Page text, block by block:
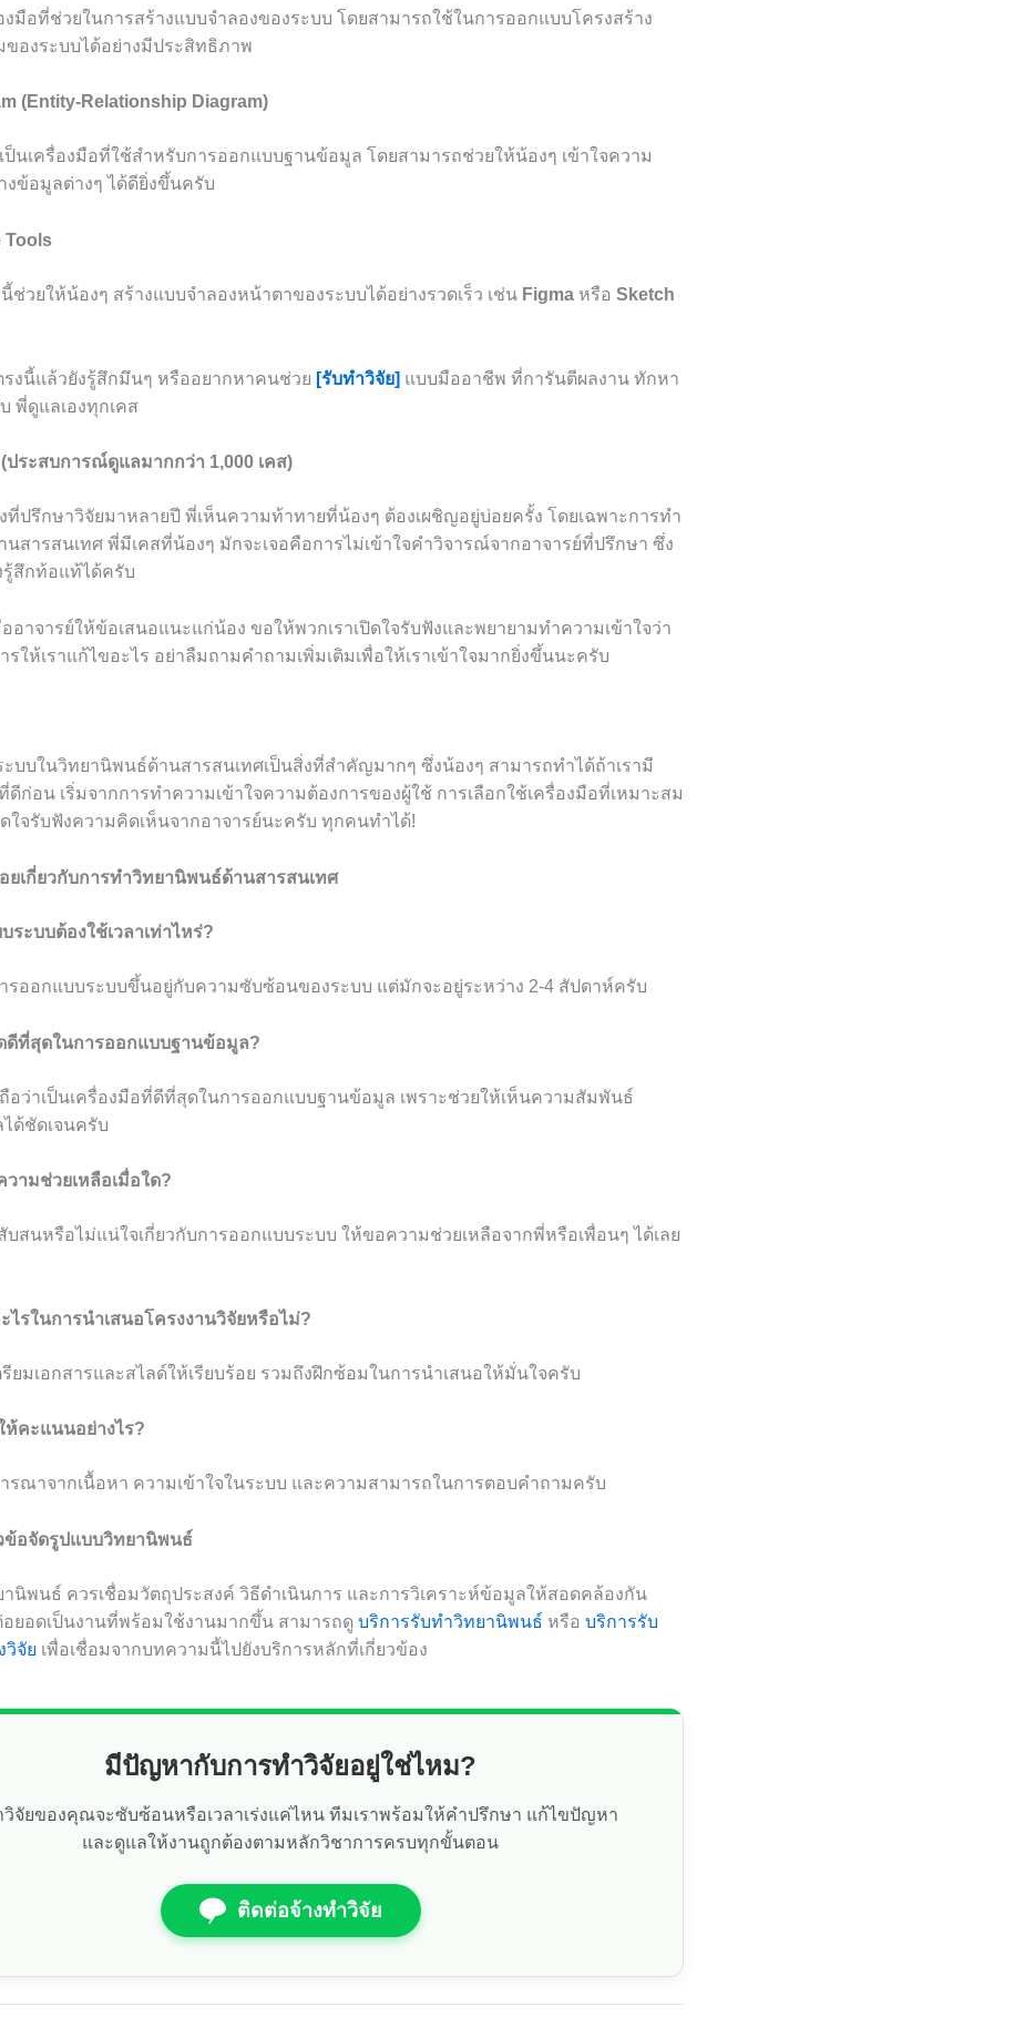
งมือที่ช่วยในการสร้างแบบจำลองของระบบ โดยสามารถใช้ในการออกแบบโครงสร้าง
องระบบได้อย่างมีประสิทธิภาพ
(Entity-Relationship Diagram)
เป็นเครื่องมือที่ใช้สำหรับการออกแบบฐานข้อมูล โดยสามารถช่วยให้น้องๆ เข้าใจความ
ข้อมูลต่างๆ ได้ดียิ่งขึ้นครับ
Tools
ช่วยให้น้องๆ สร้างแบบจำลองหน้าตาของระบบได้อย่างรวดเร็ว เช่น Figma หรือ Sketch
งนี้แล้วยังรู้สึกมึนๆ หรืออยากหาคนช่วย [รับทำวิจัย] แบบมืออาชีพ ที่การันตีผลงาน ทักหา
พี่ดูแลเองทุกเคส
ระสบการณ์ดูแลมากกว่า 1,000 เคส)
ที่ปรึกษาวิจัยมาหลายปี พี่เห็นความท้าทายที่น้องๆ ต้องเผชิญอยู่บ่อยครั้ง โดยเฉพาะการทำ
สารสนเทศ พี่มีเคสที่น้องๆ มักจะเจอคือการไม่เข้าใจคำวิจารณ์จากอาจารย์ที่ปรึกษา ซึ่ง
สึกท้อแท้ได้ครับ
อาจารย์ให้ข้อเสนอแนะแก่น้อง ขอให้พวกเราเปิดใจรับฟังและพยายามทำความเข้าใจว่า
รให้เราแก้ไขอะไร อย่าลืมถามคำถามเพิ่มเติมเพื่อให้เราเข้าใจมากยิ่งขึ้นนะครับ
บบในวิทยานิพนธ์ด้านสารสนเทศเป็นสิ่งที่สำคัญมากๆ ซึ่งน้องๆ สามารถทำได้ถ้าเรามี
ดีก่อน เริ่มจากการทำความเข้าใจความต้องการของผู้ใช้ การเลือกใช้เครื่องมือที่เหมาะสม
ใจรับฟังความคิดเห็นจากอาจารย์นะครับ ทุกคนทำได้!
ยเกี่ยวกับการทำวิทยานิพนธ์ด้านสารสนเทศ
ระบบต้องใช้เวลาเท่าไหร่?
รออกแบบระบบขึ้นอยู่กับความซับซ้อนของระบบ แต่มักจะอยู่ระหว่าง 2-4 สัปดาห์ครับ
ดีที่สุดในการออกแบบฐานข้อมูล?
ถือว่าเป็นเครื่องมือที่ดีที่สุดในการออกแบบฐานข้อมูล เพราะช่วยให้เห็นความสัมพันธ์
ด้ชัดเจนครับ
ามช่วยเหลือเมื่อใด?
บสนหรือไม่แน่ใจเกี่ยวกับการออกแบบระบบ ให้ขอความช่วยเหลือจากพี่หรือเพื่อนๆ ได้เลย
ไรในการนำเสนอโครงงานวิจัยหรือไม่?
ยมเอกสารและสไลด์ให้เรียบร้อย รวมถึงฝึกซ้อมในการนำเสนอให้มั่นใจครับ
ห้คะแนนอย่างไร?
รณาจากเนื้อหา ความเข้าใจในระบบ และความสามารถในการตอบคำถามครับ
ข้อจัดรูปแบบวิทยานิพนธ์
นิพนธ์ ควรเชื่อมวัตถุประสงค์ วิธีดำเนินการ และการวิเคราะห์ข้อมูลให้สอดคล้องกัน
ยอดเป็นงานที่พร้อมใช้งานมากขึ้น สามารถดู บริการรับทำวิทยานิพนธ์ หรือ บริการรับ
วิจัย เพื่อเชื่อมจากบทความนี้ไปยังบริการหลักที่เกี่ยวข้อง
มีปัญหากับการทำวิจัยอยู่ใช่ไหม?
วิจัยของคุณจะซับซ้อนหรือเวลาเร่งแค่ไหน ทีมเราพร้อมให้คำปรึกษา แก้ไขปัญหา
และดูแลให้งานถูกต้องตามหลักวิชาการครบทุกขั้นตอน
ติดต่อจ้างทำวิจัย